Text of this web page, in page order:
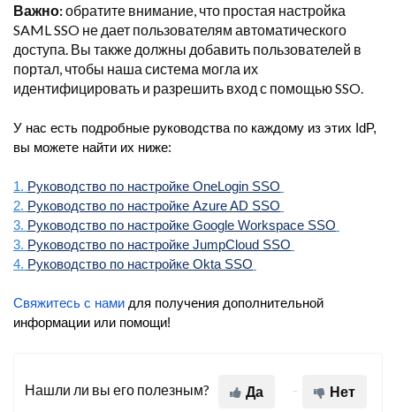
Важно:обратите внимание, что простая настройка
SAML SSO не дает пользователям автоматического
доступа. Вы также должны добавить пользователей в
портал, чтобы наша система могла их
идентифицировать и разрешить вход с помощью SSO.
У нас есть подробные руководства по каждому из этих IdP,
вы можете найти их ниже:
1. Руководство по настройке OneLogin SSO
2. Руководство по настройке Azure AD SSO
3. Руководство по настройке Google Workspace SSO
3. Руководство по настройке JumpCloud SSO
4. Руководство по настройке Okta SSO
Свяжитесь с нами для получения дополнительной
информации или помощи!
Нашли ли вы его полезным? Да Нет